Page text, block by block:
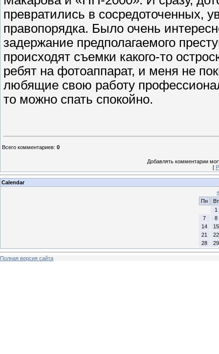
превратились в сосредоточенных,
правопорядка. Было очень
задержание предполагаемого
происходят съемки какого-то
ребят на фотоаппарат, и меня не
любящие свою работу
то можно спать спокойно.
Всего комментариев: 0
Добавлять комментарии
[
Calendar
«
Пн
Вт
1
7
8
14
15
21
22
28
29
Полная версия сайта